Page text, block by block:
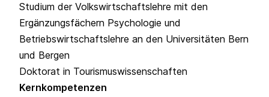
Studium der Volkswirtschaftslehre mit den
Ergänzungsfächern Psychologie und
Betriebswirtschaftslehre an den Universitäten Bern
und Bergen
Doktorat in Tourismuswissenschaften
Kernkompetenzen